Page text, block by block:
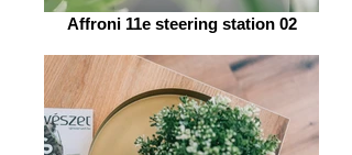
Affroni 11e steering station 02